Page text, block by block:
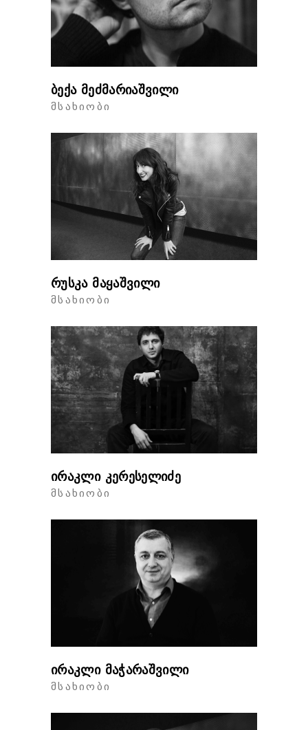
ბექა მეძმარიაშვილი
ᲛᲡᲐᲮᲘᲝᲑᲘ
რუსკა მაყაშვილი
ᲛᲡᲐᲮᲘᲝᲑᲘ
ირაკლი კერესელიძე
ᲛᲡᲐᲮᲘᲝᲑᲘ
ირაკლი მაჭარაშვილი
ᲛᲡᲐᲮᲘᲝᲑᲘ